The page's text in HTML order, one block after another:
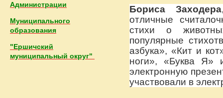
Бориса Заходера
отличные
стихи о
популярные
азбука», «Кит и
ноги», «Буква Я»
электронную
участвовали в
Администрации
Муниципального
образования
"Ершичский
муниципальный округ"